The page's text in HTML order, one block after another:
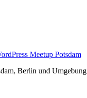
Meetup Potsdam
Berlin und Umgebung